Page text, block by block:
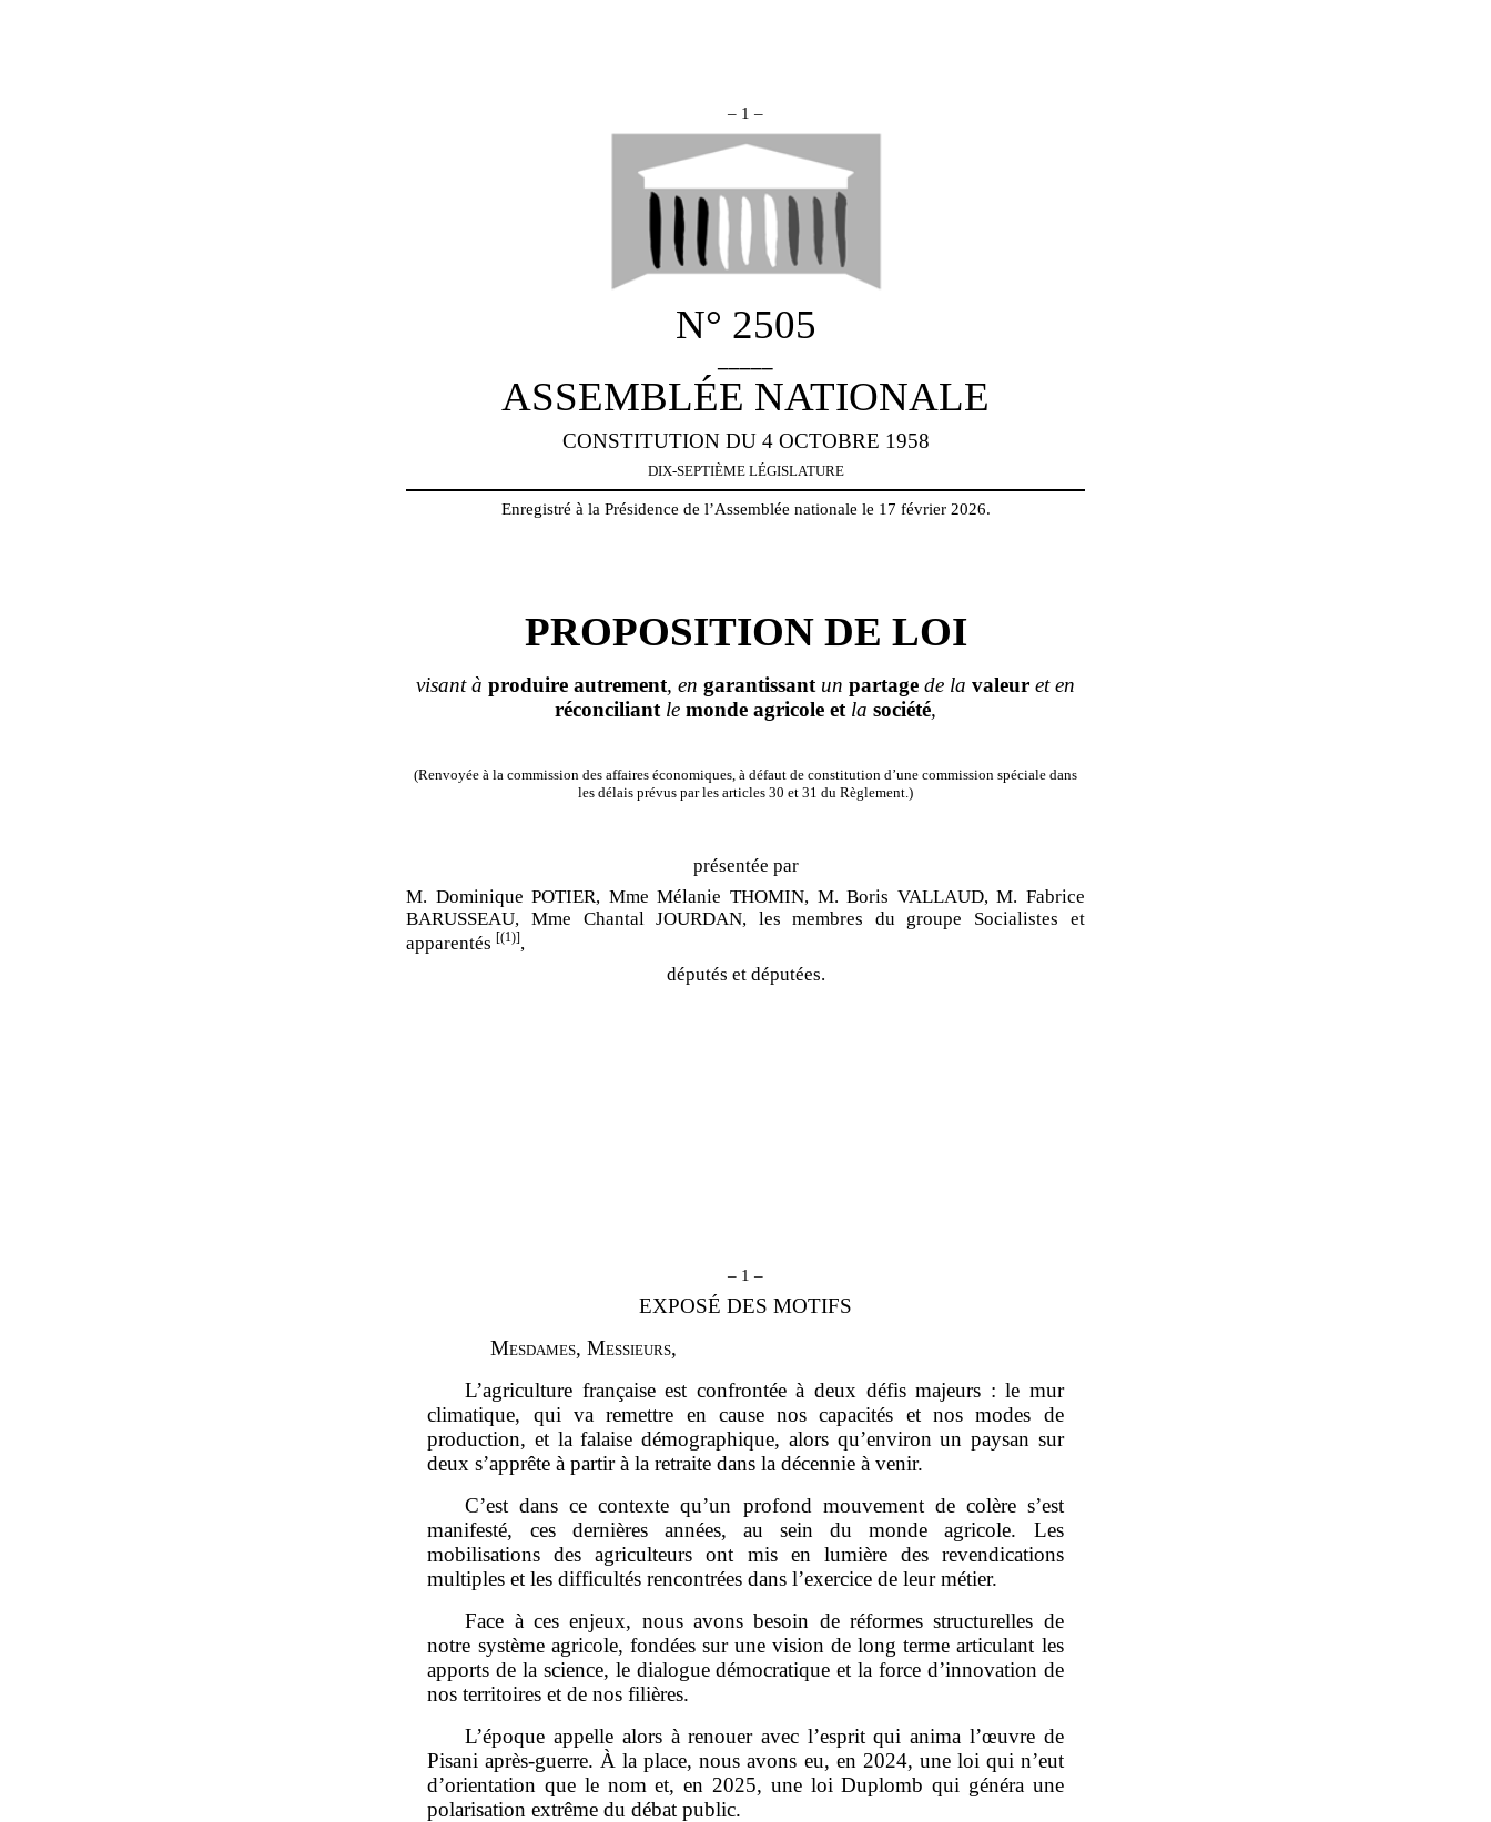
– 1 –
N° 2505
ASSEMBLÉE NATIONALE
CONSTITUTION DU 4 OCTOBRE 1958
DIX-SEPTIÈME LÉGISLATURE
Enregistré à la Présidence de l’Assemblée nationale le 17 février 2026.
PROPOSITION DE LOI
visant à produire autrement, en garantissantun partage de la valeur et en
réconciliantle monde agricole etla société,
(Renvoyée à la commission des affaires économiques, à défaut de constitution d’une commission spéciale dans
les délais prévus par les articles 30 et 31 du Règlement.)
présentée par
M. Dominique POTIER, Mme Mélanie THOMIN, M. Boris VALLAUD, M. Fabrice
BARUSSEAU, Mme Chantal JOURDAN, les membres du groupe Socialistes et
apparentés [(1)] ,
députés et députées.
– 1 –
EXPOSÉ DES MOTIFS
Mesdames, Messieurs,
L’agriculture française est confrontée à deux défis majeurs : le mur
climatique, qui va remettre en cause nos capacités et nos modes de
production, et la falaise démographique, alors qu’environ un paysan sur
deux s’apprête à partir à la retraite dans la décennie à venir.
C’est dans ce contexte qu’un profond mouvement de colère s’est
manifesté, ces dernières années, au sein du monde agricole. Les
mobilisations des agriculteurs ont mis en lumière des revendications
multiples et les difficultés rencontrées dans l’exercice de leur métier.
Face à ces enjeux, nous avons besoin de réformes structurelles de
notre système agricole, fondées sur une vision de long terme articulant les
apports de la science, le dialogue démocratique et la force d’innovation de
nos territoires et de nos filières.
L’époque appelle alors à renouer avec l’esprit qui anima l’œuvre de
Pisani après‑guerre. À la place, nous avons eu, en 2024, une loi qui n’eut
d’orientation que le nom et, en 2025, une loi Duplomb qui généra une
polarisation extrême du débat public.